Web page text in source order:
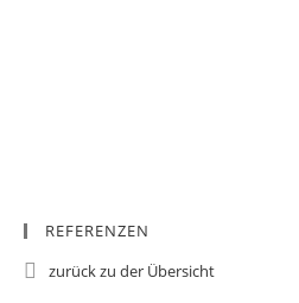
REFERENZEN
zurück zu der Übersicht